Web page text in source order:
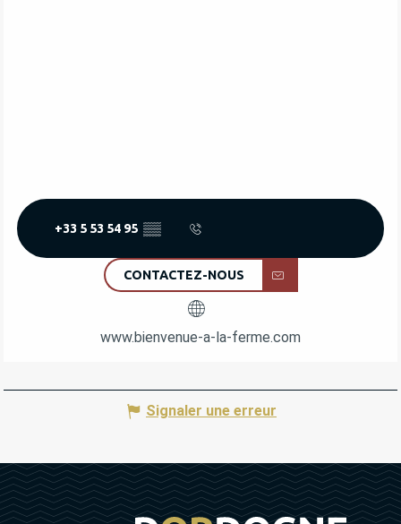
+33 5 53 54 95 ▒▒
CONTACTEZ-NOUS
www.bienvenue-a-la-ferme.com
Signaler une erreur